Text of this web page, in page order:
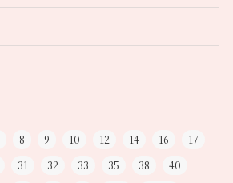
8 9 10 12 14 16
17
31 32 33 35 38
40